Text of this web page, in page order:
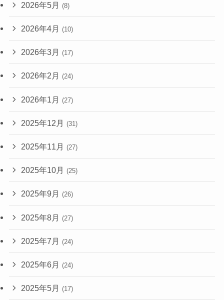
2026年5月 (8)
2026年4月 (10)
2026年3月 (17)
2026年2月 (24)
2026年1月 (27)
2025年12月 (31)
2025年11月 (27)
2025年10月 (25)
2025年9月 (26)
2025年8月 (27)
2025年7月 (24)
2025年6月 (24)
2025年5月 (17)